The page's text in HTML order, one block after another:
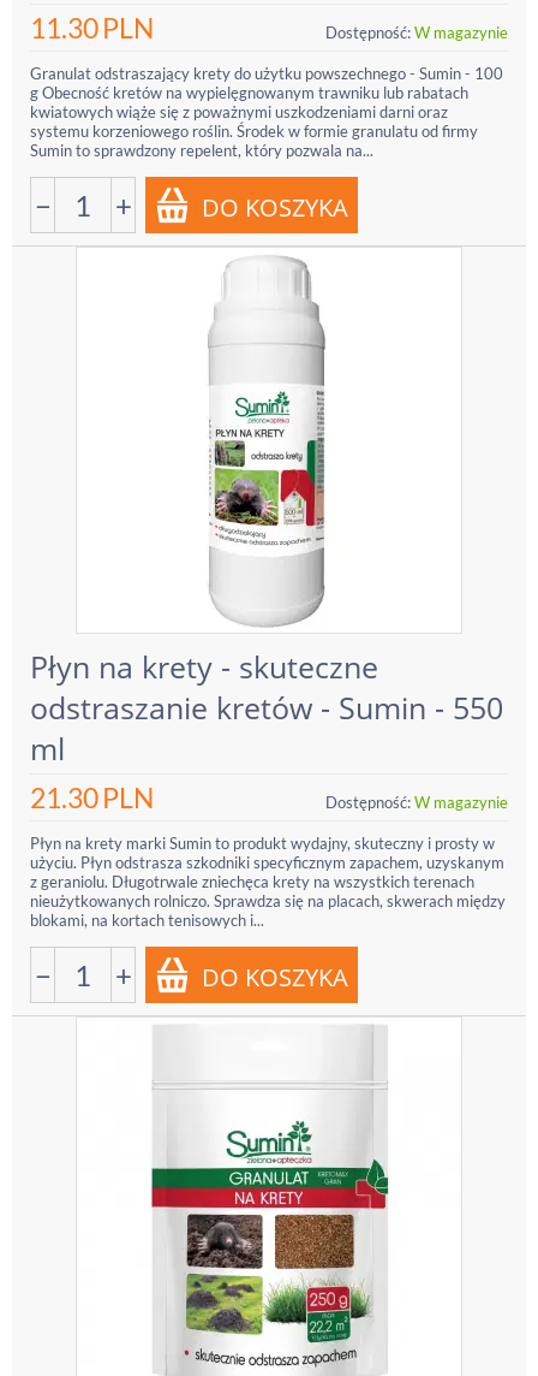
11.30PLN Dostępność:W magazynie
Granulat odstraszający krety do użytku powszechnego - Sumin - 100
g Obecność kretów na wypielęgnowanym trawniku lub rabatach
kwiatowych wiąże się z poważnymi uszkodzeniami darni oraz
systemu korzeniowego roślin. Środek w formie granulatu od firmy
Sumin to sprawdzony repelent, który pozwala na...
− +
Płyn na krety - skuteczne
odstraszanie kretów - Sumin - 550
ml
21.30PLN Dostępność:W magazynie
Płyn na krety marki Sumin to produkt wydajny, skuteczny i prosty w
użyciu. Płyn odstrasza szkodniki specyficznym zapachem, uzyskanym
z geraniolu. Długotrwale zniechęca krety na wszystkich terenach
nieużytkowanych rolniczo. Sprawdza się na placach, skwerach między
blokami, na kortach tenisowych i...
− +